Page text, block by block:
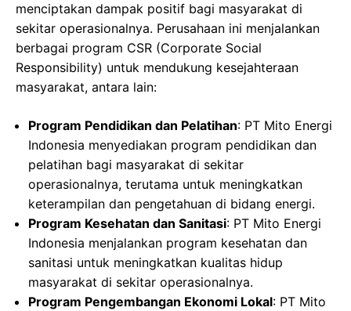
menciptakan dampak positif bagi masyarakat di
sekitar operasionalnya. Perusahaan ini menjalankan
berbagai program CSR (Corporate Social
Responsibility) untuk mendukung kesejahteraan
masyarakat, antara lain:
Program Pendidikan dan Pelatihan: PT Mito Energi
Indonesia menyediakan program pendidikan dan
pelatihan bagi masyarakat di sekitar
operasionalnya, terutama untuk meningkatkan
keterampilan dan pengetahuan di bidang energi.
Program Kesehatan dan Sanitasi: PT Mito Energi
Indonesia menjalankan program kesehatan dan
sanitasi untuk meningkatkan kualitas hidup
masyarakat di sekitar operasionalnya.
Program Pengembangan Ekonomi Lokal: PT Mito